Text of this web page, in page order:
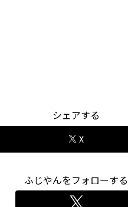
シェアする
X
ふじやんをフォローする